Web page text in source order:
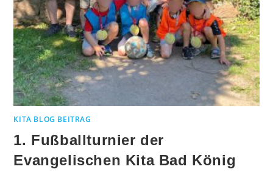
KITA BLOG BEITRAG
1. Fußballturnier der
Evangelischen Kita Bad König